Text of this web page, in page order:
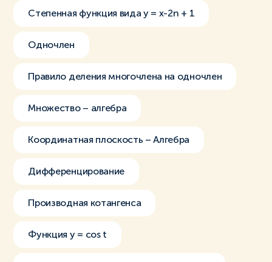
Степенная функция вида y = x-2n + 1
Одночлен
Правило деления многочлена на одночлен
Множество – алгебра
Координатная плоскость – Алгебра
Дифференцирование
Производная котангенса
Функция y = cos t